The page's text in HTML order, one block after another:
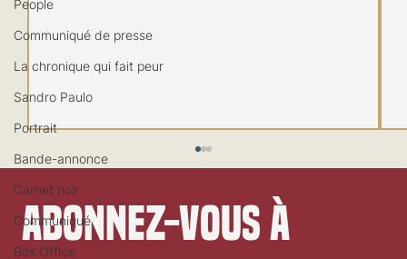
People
Communiqué de presse
La chronique qui fait peur
Sandro Paulo
Portrait
Bande-annonce
Carnet noir
Communiqué
Box Office
Abonnez-vous à